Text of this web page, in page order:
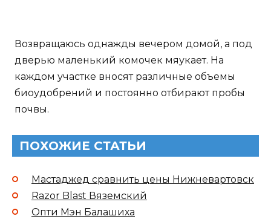
Возвращаюсь однажды вечером домой, а под
дверью маленький комочек мяукает. На
каждом участке вносят различные объемы
биоудобрений и постоянно отбирают пробы
почвы.
ПОХОЖИЕ СТАТЬИ
Мастаджед сравнить цены Нижневартовск
Razor Blast Вяземский
Опти Мэн Балашиха